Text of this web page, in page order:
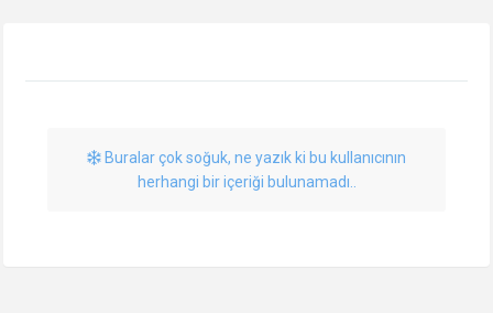
Buralar çok soğuk, ne yazık ki bu kullanıcının
herhangi bir içeriği bulunamadı..